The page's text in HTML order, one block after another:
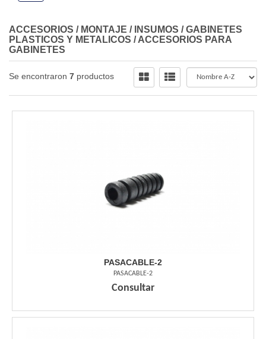
ACCESORIOS / MONTAJE / INSUMOS /GABINETES
PLASTICOS Y METALICOS /ACCESORIOS PARA
GABINETES
Se encontraron 7 productos
PASACABLE-2
PASACABLE-2
Consultar